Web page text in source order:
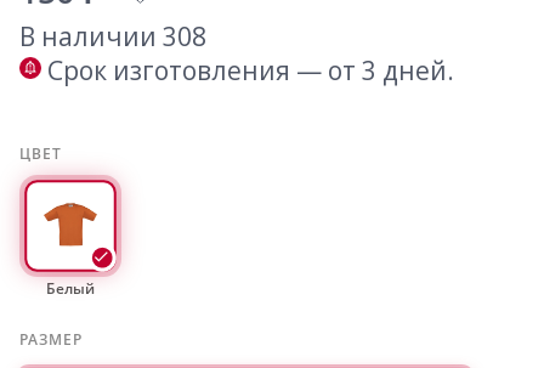
В наличии 308
Срок изготовления — от 3 дней.
ЦВЕТ
Белый
РАЗМЕР